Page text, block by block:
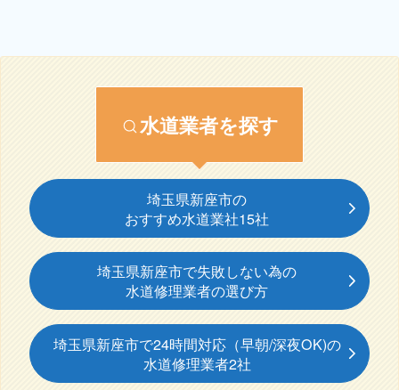
水道業者を探す
埼玉県新座市の
おすすめ水道業社15社
埼玉県新座市で失敗しない為の
水道修理業者の選び方
埼玉県新座市で24時間対応（早朝/深夜OK)の
水道修理業者2社